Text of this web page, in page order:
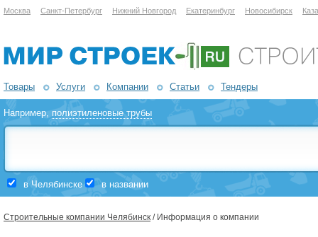
Москва Санкт-Петербург Нижний Новгород Екатеринбург Новосибирск
Товары Услуги Компании Статьи Тендеры
Например,полиэтиленовые трубы
в Челябинске в названии
Строительные компании Челябинск / Информация о компании